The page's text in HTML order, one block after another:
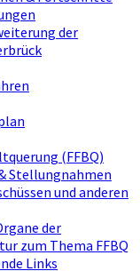
der
(FFBQ)
Stellungnahmen
und anderen
der
zum Thema FFBQ
Links